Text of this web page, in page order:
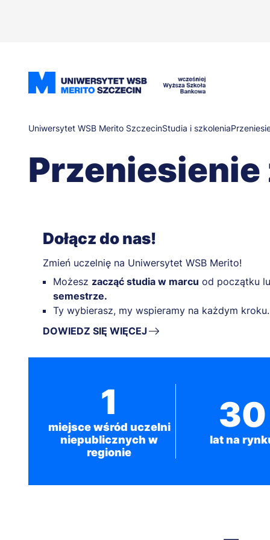
Ścieżka
nawigacyjna
Uniwersytet WSB Merito SzczecinStudia i szkolenia
1
miejsce wśród uczelni
niepublicznych w
regionie
30
lat na
Dołącz do nas!
Zmień uczelnię na Uniwersytet WSB Merito!
Możesz zacząć studia w marcu od początku
semestrze.
Ty wybierasz, my wspieramy na każdym kroku.
DOWIEDZ SIĘ WIĘCEJ